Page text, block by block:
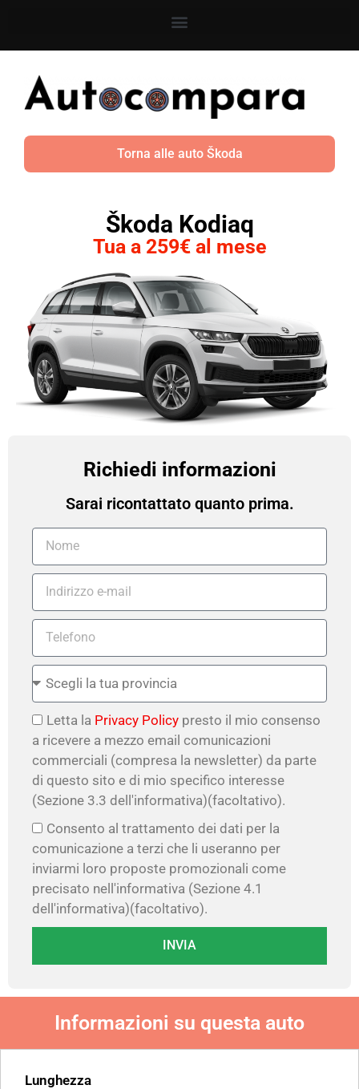
Torna alle auto Škoda
Škoda Kodiaq
Tua a 259€ al mese
Richiedi informazioni
Sarai ricontattato quanto prima.
Letta la Privacy Policy presto il mio consenso
a ricevere a mezzo email comunicazioni
commerciali (compresa la newsletter) da parte
di questo sito e di mio specifico interesse
(Sezione 3.3 dell'informativa)(facoltativo).
Consento al trattamento dei dati per la
comunicazione a terzi che li useranno per
inviarmi loro proposte promozionali come
precisato nell'informativa (Sezione 4.1
dell'informativa)(facoltativo).
INVIA
Informazioni su questa auto
Lunghezza